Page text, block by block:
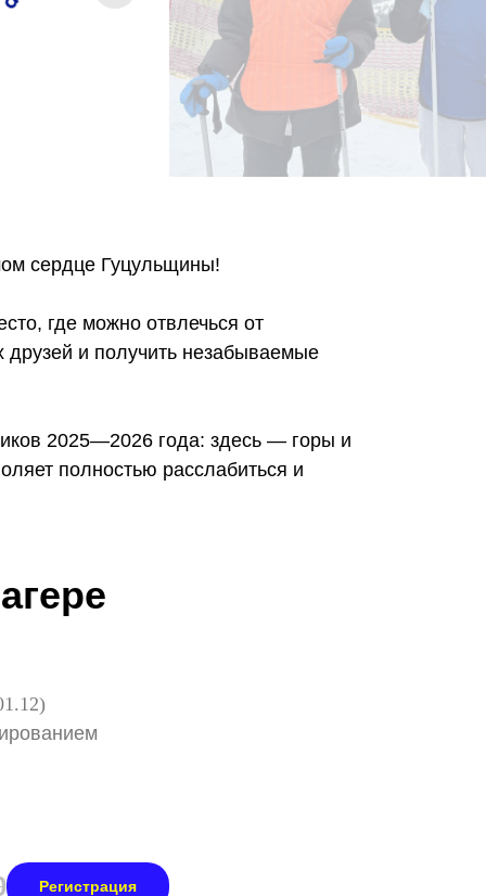
сердце Гуцульщины!
где можно отвлечься от
друзей и получить незабываемые
2025—2026 года: здесь — горы и
полностью расслабиться и
Регистрация